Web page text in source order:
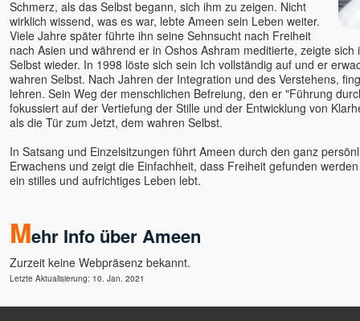
Schmerz, als das Selbst begann, sich ihm zu zeigen. Nicht
wirklich wissend, was es war, lebte Ameen sein Leben weiter.
Viele Jahre später führte ihn seine Sehnsucht nach Freiheit
nach Asien und während er in Oshos Ashram meditierte, zeigte sich
Selbst wieder. In 1998 löste sich sein Ich vollständig auf und er
wahren Selbst. Nach Jahren der Integration und des Verstehens,
lehren. Sein Weg der menschlichen Befreiung, den er "Führung
fokussiert auf der Vertiefung der Stille und der Entwicklung von
als die Tür zum Jetzt, dem wahren Selbst.
In Satsang und Einzelsitzungen führt Ameen durch den ganz
Erwachens und zeigt die Einfachheit, dass Freiheit gefunden
ein stilles und aufrichtiges Leben lebt.
Mehr Info über Ameen
Zurzeit keine Webpräsenz bekannt.
Letzte Aktualisierung: 10. Jan. 2021